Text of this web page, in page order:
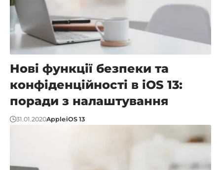
Нові функції безпеки та
конфіденційності в iOS 13:
поради з налаштування
31.01.2020AppleiOS 13